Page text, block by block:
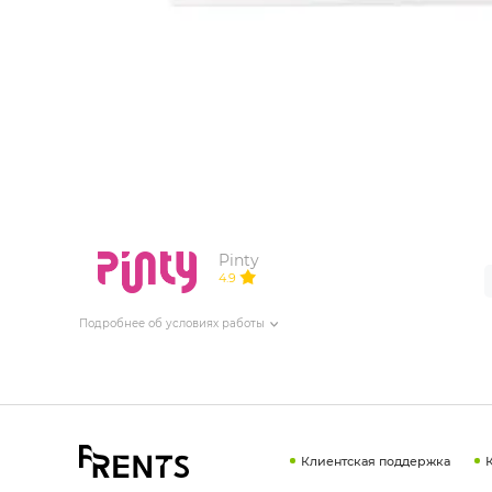
Pinty
4.9
Подробнее об условиях работы
Клиентская поддержка